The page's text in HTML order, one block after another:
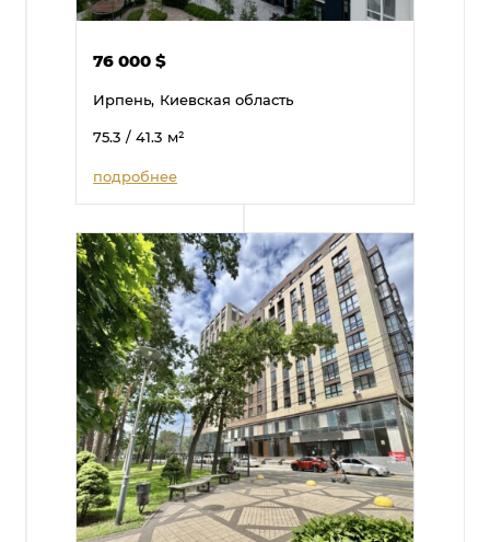
76 000$
Ирпень, Киевская область
75.3 / 41.3 м²
подробнее